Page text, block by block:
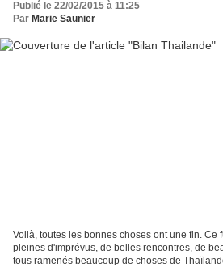
Publié le 22/02/2015 à 11:25
Par Marie Saunier
Voilà, toutes les bonnes choses ont une fin. Ce
pleines d'imprévus, de belles rencontres, de
tous ramenés beaucoup de choses de